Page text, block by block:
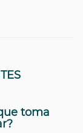
toma